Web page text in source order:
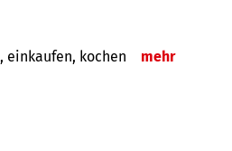
einkaufen, kochen mehr